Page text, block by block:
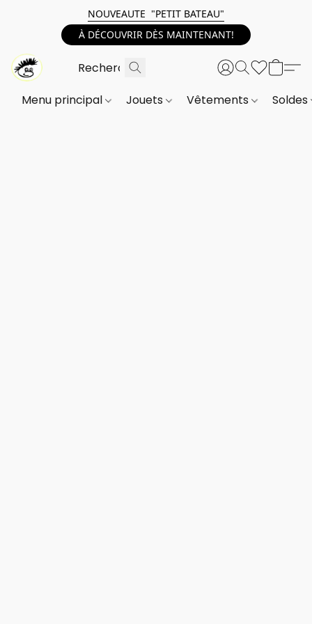
NOUVEAUTE "PETIT BATEAU"
À DÉCOUVRIR DÈS MAINTENANT!
Menu principal Jouets Vêtements Soldes